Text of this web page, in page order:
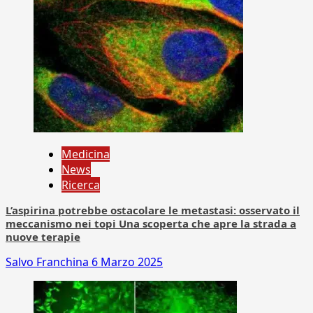
Medicina
News
Ricerca
L’aspirina potrebbe ostacolare le metastasi: osservato il
meccanismo nei topi Una scoperta che apre la strada a
nuove terapie
Salvo Franchina 6 Marzo 2025